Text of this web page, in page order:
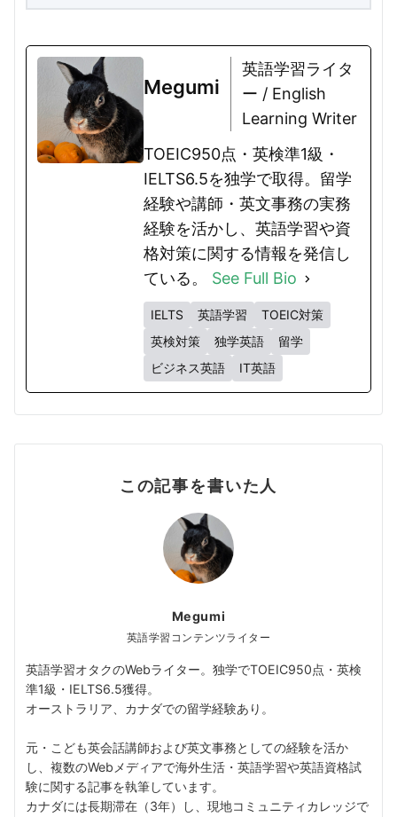
Megumi
英語学習ライタ
ー / English
Learning Writer
TOEIC950点・英検準1級・
IELTS6.5を独学で取得。留学
経験や講師・英文事務の実務
経験を活かし、英語学習や資
格対策に関する情報を発信し
ている。 See Full Bio
IELTS 英語学習
TOEIC対策
英検対策
独学英語
留学
ビジネス英語
IT英語
この記事を書いた人
Megumi
英語学習コンテンツライター
英語学習オタクのWebライター。独学でTOEIC950点・英検
準1級・IELTS6.5獲得。
オーストラリア、カナダでの留学経験あり。
元・こども英会話講師および英文事務としての経験を活か
し、複数のWebメディアで海外生活・英語学習や英語資格試
験に関する記事を執筆しています。
カナダには長期滞在（3年）し、現地コミュニティカレッジで